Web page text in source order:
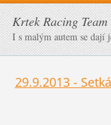
Krtek Racing Team
I s malým autem se dají
29.9.2013 -